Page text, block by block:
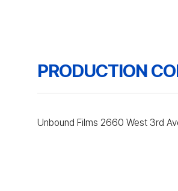
PRODUCTION
Unbound Films 2660 West 3rd